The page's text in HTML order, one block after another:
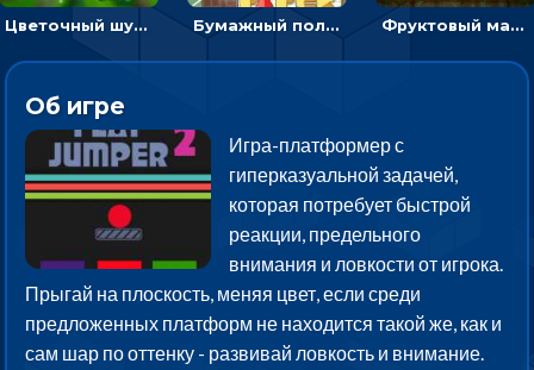
Цветочный шутер: стрелять пчелками по цветам Бумажный полет: бросай самолетик и собери бонусы Фруктовый маджонг - найти одинаковые плитки головоломки
Об игре
Игра-платформер с
гиперказуальной задачей,
которая потребует быстрой
реакции, предельного
внимания и ловкости от игрока.
Прыгай на плоскость, меняя цвет, если среди
предложенных платформ не находится такой же, как и
сам шар по оттенку - развивай ловкость и внимание.